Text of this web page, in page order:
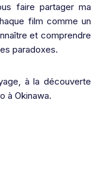
faire partager ma
film comme un
et comprendre
paradoxes.
à la découverte
à Okinawa.